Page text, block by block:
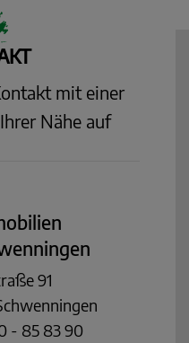
mit einer
Nähe auf
91
- 85 83 90